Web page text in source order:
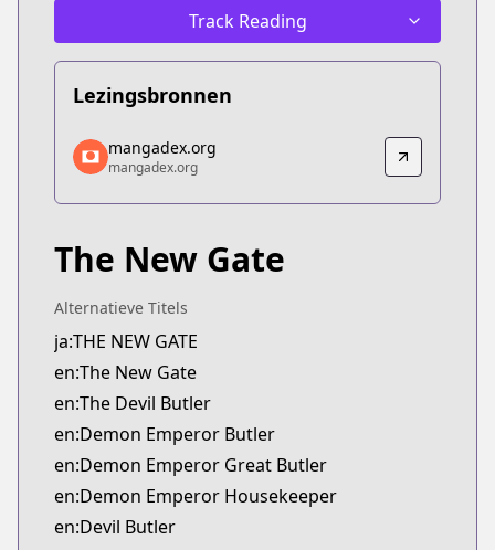
Track Reading
Lezingsbronnen
mangadex.org
mangadex.org
https://mangadex.org/title/69e218ec-93eb-4025-
mangadex.org
mangadex.org
The New Gate
Alternatieve Titels
ja:THE NEW GATE
en:The New Gate
en:The Devil Butler
en:Demon Emperor Butler
en:Demon Emperor Great Butler
en:Demon Emperor Housekeeper
en:Devil Butler